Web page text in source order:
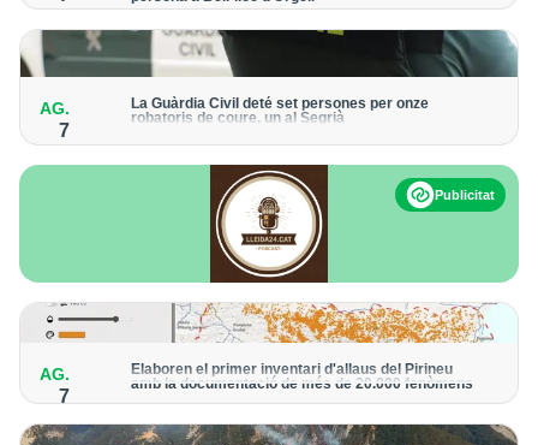
forma progressiva
AG.
7
La Guàrdia Civil deté set persones per onze
robatoris de coure, un al Segrià
Publicitat
AG.
7
Elaboren el primer inventari d'allaus del Pirineu
amb la documentació de més de 20.000 fenòmens
Obra de l'Institut Cartogràfic i Geològic de Catalunya, amb